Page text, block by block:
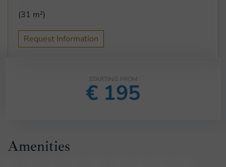
(31 m²)
Request Information
STARTING FROM
€ 195
Amenities